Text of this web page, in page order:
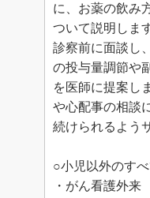
に、お薬の飲み
ついて説明しま
診察前に面談し
の投与量調節や
を医師に提案し
や心配事の相談
続けられるよう
○小児以外のす
・がん看護外来